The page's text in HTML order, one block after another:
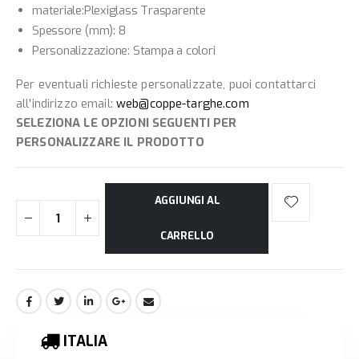
materiale:Plexiglass Trasparente
Spessore (mm): 8
Personalizzazione: Stampa a colori
Per eventuali richieste personalizzate, puoi contattarci
all'indirizzo email: web@coppe-targhe.com
SELEZIONA LE OPZIONI SEGUENTI PER
PERSONALIZZARE IL PRODOTTO
AGGIUNGI AL
CARRELLO
ITALIA